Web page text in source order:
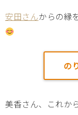
安田さんからの縁
の
美香さん、これか